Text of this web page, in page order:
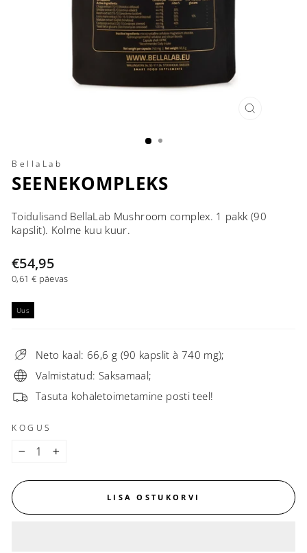
BellaLab
SEENEKOMPLEKS
Toidulisand BellaLab Mushroom complex. 1 pakk (90
kapslit). Kolme kuu kuur.
Tavahind
€54,95
0,61 € päevas
Uus
Neto kaal: 66,6 g (90 kapslit à 740 mg);
Valmistatud: Saksamaal;
Tasuta kohaletoimetamine posti teel!
KOGUS
LISA OSTUKORVI